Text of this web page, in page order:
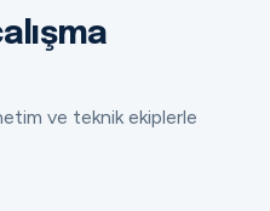
ve teknik ekiplerle